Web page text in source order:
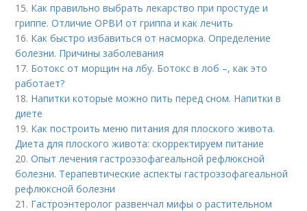
15. Как правильно выбрать лекарство при простуде и
гриппе. Отличие ОРВИ от гриппа и как лечить
16. Как быстро избавиться от насморка. Определение
болезни. Причины заболевания
17. Ботокс от морщин на лбу. Ботокс в лоб –, как это
работает?
18. Напитки которые можно пить перед сном. Напитки в
диете
19. Как построить меню питания для плоского живота.
Диета для плоского живота: скорректируем питание
20.Опыт лечения гастроэзофагеальной рефлюксной
болезни. Терапевтические аспекты гастроэзофагеальной
рефлюксной болезни
21. Гастроэнтеролог развенчал мифы о растительном